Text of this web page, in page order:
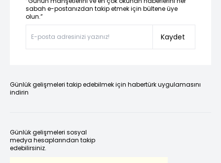
sabah e-postanızdan takip etmek için bültene üye
olun.”
Kaydet
Günlük gelişmeleri takip edebilmek için habertürk uygulamasını
indirin
Günlük gelişmeleri sosyal
medya hesaplarından takip
edebilirsiniz.